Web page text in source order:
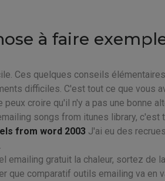
à faire
Ces quelques conseils
difficiles. C'est tout ce que vous
peux croire qu'il n'y a pas une bonne
songs from itunes library,
from word 2003 J'ai eu des
emailing gratuit la chaleur, sortez de
que comparatif outils emailing va en